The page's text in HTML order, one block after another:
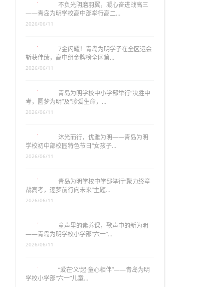
不负光阴磨羽翼，凝心奋进战高三
——青岛为明学校高中部举行高二…
2026/06/11
7金闪耀！青岛为明学子在全区运会
斩获佳绩，高中组金牌榜全区第…
2026/06/11
青岛为明学校中小学部举行“决胜中
考，圆梦为明”及“珍爱生命，…
2026/06/11
沐光而行，优雅为明——青岛为明
学校初中部校园特色节日“女孩子…
2026/06/11
青岛为明学校中学部举行“聚力终章
战高考，逐梦前行向未来”主题…
2026/06/11
童声里的素养课，歌声中的新为明
——青岛为明学校小学部“六一”…
2026/06/11
“爱在‘义’起·童心相伴”——青岛为明
学校小学部“六一”儿童…